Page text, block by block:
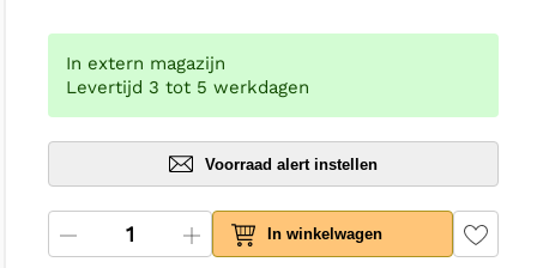
In extern magazijn
Levertijd 3 tot 5 werkdagen
Voorraad alert instellen
In winkelwagen